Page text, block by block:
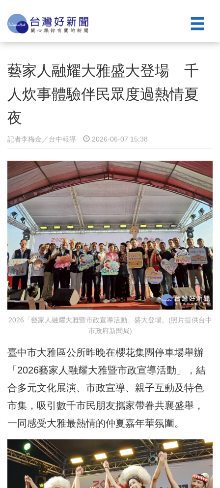
藝家人融耀大雅盛大登場 千
人炊事體驗伴民眾度過熱情夏
夜
記者李梅金／台中報導 2026-06-07 15:38
2026「藝家人融耀大雅暨市政宣導活動」盛大登場。(照片提供台中
市政府新聞局)
臺中市大雅區公所昨晚在櫻花集團停車場舉辦
「2026藝家人融耀大雅暨市政宣導活動」，結
合多元文化展演、市政宣導、親子互動及特色
市集，吸引數千市民朋友攜家帶眷共襄盛舉，
一同感受大雅最熱情的仲夏嘉年華氛圍。